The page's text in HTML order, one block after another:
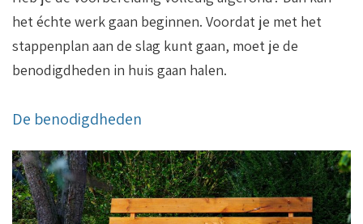
het échte werk gaan beginnen. Voordat je met het
stappenplan aan de slag kunt gaan, moet je de
benodigdheden in huis gaan halen.
De benodigdheden